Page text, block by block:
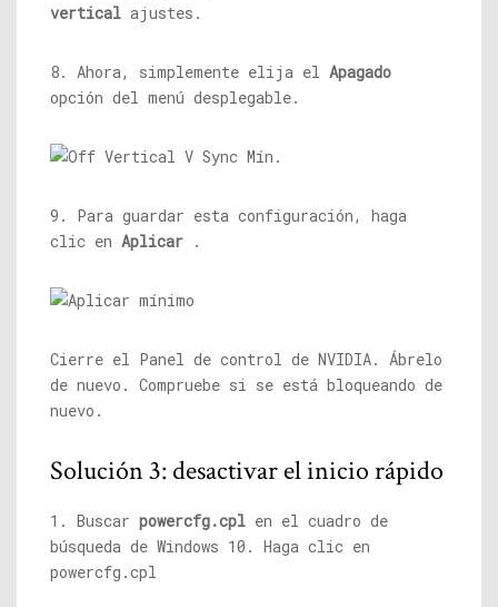
vertical ajustes.
8. Ahora, simplemente elija el Apagado
opción del menú desplegable.
9. Para guardar esta configuración, haga
clic en Aplicar .
Cierre el Panel de control de NVIDIA. Ábrelo
de nuevo. Compruebe si se está bloqueando de
nuevo.
Solución 3: desactivar el inicio rápido
1. Buscar powercfg.cpl en el cuadro de
búsqueda de Windows 10. Haga clic en
powercfg.cpl